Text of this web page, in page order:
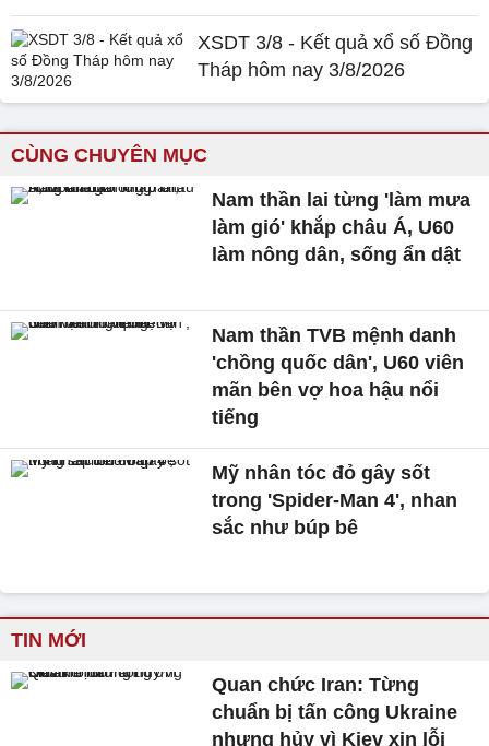
XSDT 3/8 - Kết quả xổ số Đồng
Tháp hôm nay 3/8/2026
CÙNG CHUYÊN MỤC
Nam thần lai từng 'làm mưa
làm gió' khắp châu Á, U60
làm nông dân, sống ẩn dật
Nam thần TVB mệnh danh
'chồng quốc dân', U60 viên
mãn bên vợ hoa hậu nổi
tiếng
Mỹ nhân tóc đỏ gây sốt
trong 'Spider-Man 4', nhan
sắc như búp bê
TIN MỚI
Quan chức Iran: Từng
chuẩn bị tấn công Ukraine
nhưng hủy vì Kiev xin lỗi